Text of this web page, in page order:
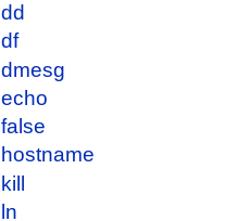
dd
df
dmesg
echo
false
hostname
kill
ln